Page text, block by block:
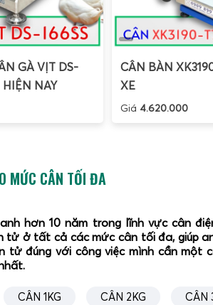
GÀ VỊT DS-
HIỆN NAY
CÂN BÀN
XE
Giá 4.620.000
MỨC CÂN TỐI ĐA
hơn 10 năm trong lĩnh vực cân
tử ở tất cả các mức cân tối đa, giúp
tử đúng với công việc mình cần một
CÂN 1KG CÂN 2KG CÂN